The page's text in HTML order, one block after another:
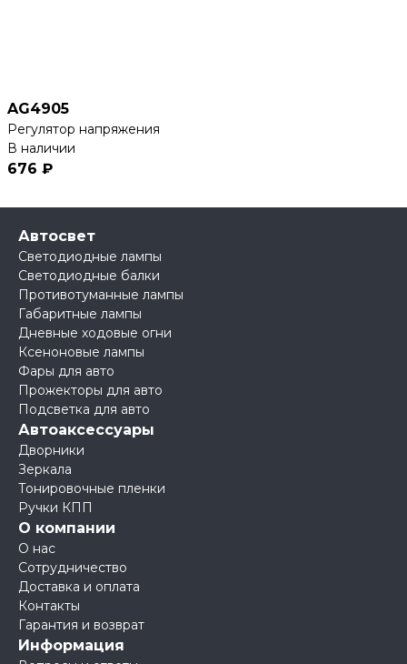
AG4905
Регулятор напряжения
В наличии
676 ₽
Автосвет
Светодиодные лампы
Светодиодные балки
Противотуманные лампы
Габаритные лампы
Дневные ходовые огни
Ксеноновые лампы
Фары для авто
Прожекторы для авто
Подсветка для авто
Автоаксессуары
Дворники
Зеркала
Тонировочные пленки
Ручки КПП
О компании
О нас
Сотрудничество
Доставка и оплата
Контакты
Гарантия и возврат
Информация